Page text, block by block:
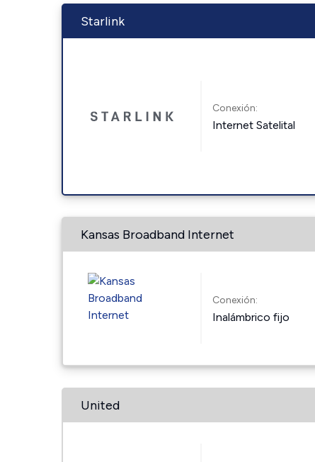
Starlink
Conexión:
Internet Satelital
Kansas Broadband Internet
Conexión:
Inalámbrico fijo
United